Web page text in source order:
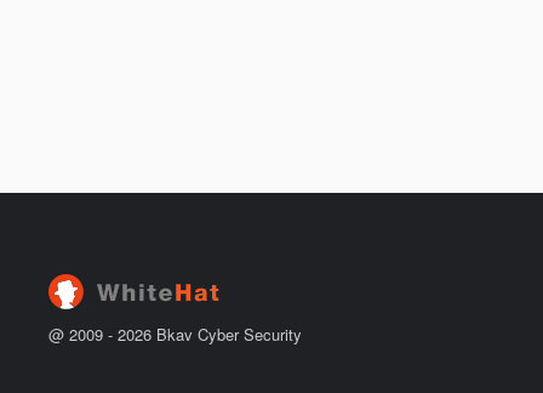
@ 2009 - 2026 Bkav Cyber Security